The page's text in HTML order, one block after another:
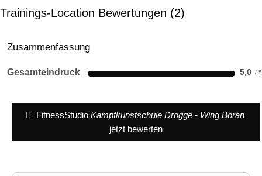
Trainings-Location Bewertungen 2
Zusammenfassung
Gesamteindruck 5,0
FitnessStudio Kampfkunstschule Drogge - Wing Boran
jetzt bewerten